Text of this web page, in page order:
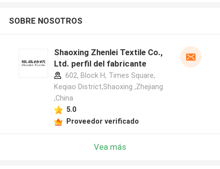
SOBRE NOSOTROS
Shaoxing Zhenlei Textile Co.,
Ltd. perfil del fabricante
602, Block H, Times Square,
Keqiao District,Shaoxing ,Zhejiang
,China
5.0
Proveedor verificado
Vea más